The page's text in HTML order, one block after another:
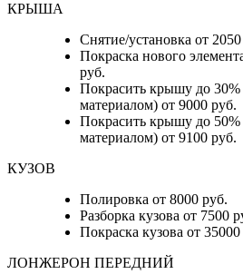
КРЫША
Снятие/установка от
Покраска нового
руб.
Покрасить крышу до
материалом) от 9000 руб.
Покрасить крышу до
материалом) от 9100 руб.
КУЗОВ
Полировка от 8000 руб.
Разборка кузова от 7500
Покраска кузова от 35000
ЛОНЖЕРОН ПЕРЕДНИЙ